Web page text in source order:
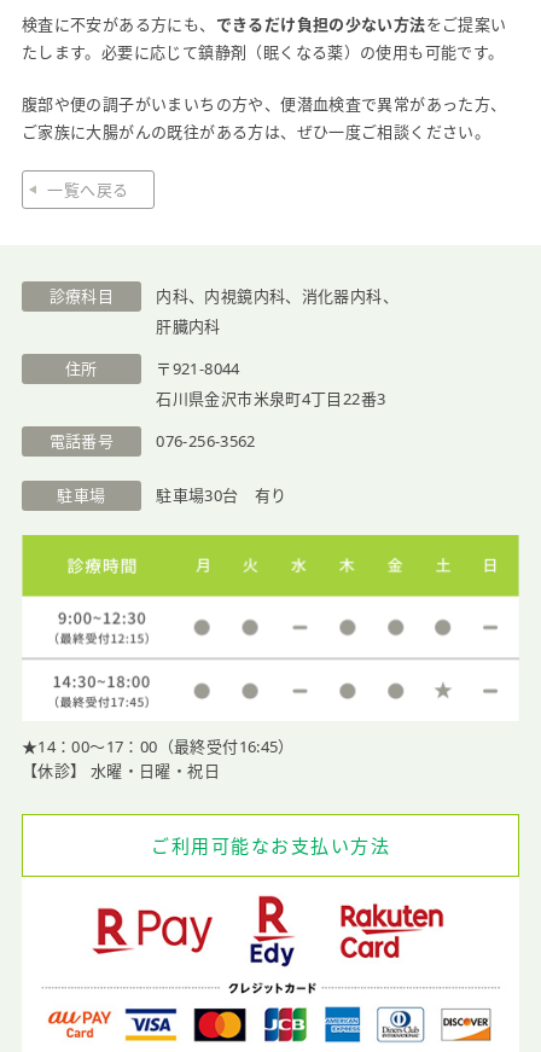
医院紹介
検査に不安がある方にも、 できるだけ負担の少ない方法をご提案い
たします。必要に応じて鎮静剤（眠くなる薬）の使用も可能です。
腹部や便の調子がいまいちの方や、便潜血検査で異常があった方、
ご家族に大腸がんの既往がある方は、ぜひ一度ご相談ください。
一覧へ戻る
診療科目
内科、内視鏡内科、消化器内科、
肝臓内科
住所
〒921-8044
石川県金沢市米泉町4丁目22番3
電話番号
076-256-3562
駐車場 駐車場30台 有り
★14：00〜17：00（最終受付16:45）
【休診】 水曜・日曜・祝日
ご利用可能なお支払い方法